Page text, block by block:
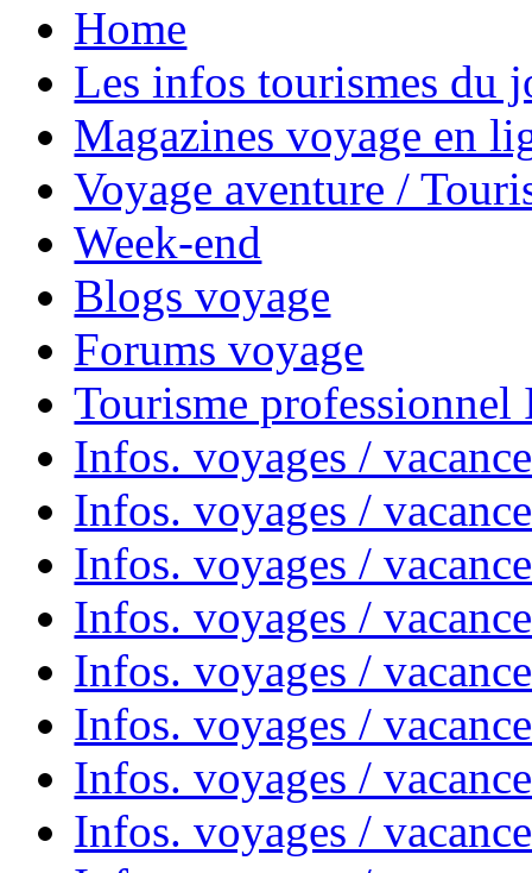
Home
Les infos tourismes du
Magazines voyage en
Voyage aventure /
Week-end
Blogs voyage
Forums voyage
Tourisme
Infos. voyages /
Infos. voyages /
Infos. voyages /
Infos. voyages /
Infos. voyages /
Infos. voyages /
Infos. voyages /
Infos. voyages /